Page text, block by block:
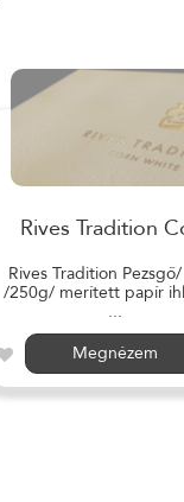
Rives Tradition
Rives Tradition
/250g/ merített papír
...
Megnézem